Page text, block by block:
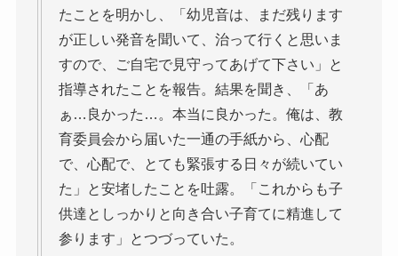
たことを明かし、「幼児音は、まだ残ります
が正しい発音を聞いて、治って行くと思いま
すので、ご自宅で見守ってあげて下さい」と
指導されたことを報告。結果を聞き、「あ
ぁ…良かった…。本当に良かった。俺は、教
育委員会から届いた一通の手紙から、心配
で、心配で、とても緊張する日々が続いてい
た」と安堵したことを吐露。「これからも子
供達としっかりと向き合い子育てに精進して
参ります」とつづっていた。